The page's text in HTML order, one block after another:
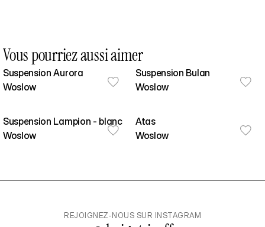
Vous pourriez aussi aimer
Suspension Aurora
Woslow
Suspension Bulan
Woslow
Suspension Lampion - blanc
Woslow
Atas
Woslow
REJOIGNEZ-NOUS SUR INSTAGRAM